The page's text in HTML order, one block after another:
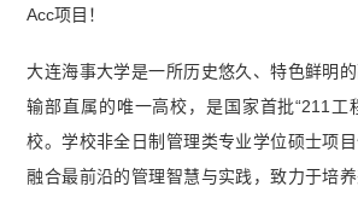
基础摸底测试卷）】
试卷（零基础摸底测试卷）】
Acc项目！
大连海事大学是一所历史悠久、特色鲜明
输部直属的唯一高校，是国家首批“211工
校。学校非全日制管理类专业学位硕士项目
融合最前沿的管理智慧与实践，致力于培